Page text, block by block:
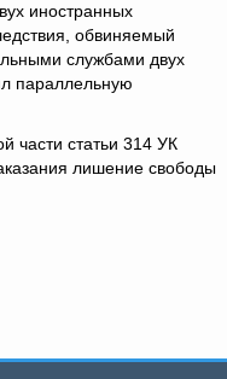
иностранных
обвиняемый
службами двух
параллельную
части статьи 314 УК
лишение свободы